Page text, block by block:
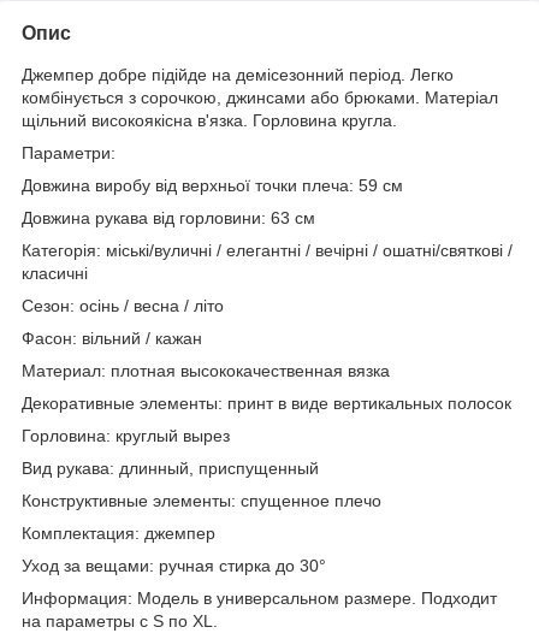
Опис
Джемпер добре підійде на демісезонний період. Легко
комбінується з сорочкою, джинсами або брюками. Матеріал
щільний високоякісна в'язка. Горловина кругла.
Параметри:
Довжина виробу від верхньої точки плеча: 59 см
Довжина рукава від горловини: 63 см
Категорія: міські/вуличні / елегантні / вечірні / ошатні/святкові /
класичні
Сезон: осінь / весна / літо
Фасон: вільний / кажан
Материал: плотная высококачественная вязка
Декоративные элементы: принт в виде вертикальных полосок
Горловина: круглый вырез
Вид рукава: длинный, приспущенный
Конструктивные элементы: спущенное плечо
Комплектация: джемпер
Уход за вещами: ручная стирка до 30°
Информация: Модель в универсальном размере. Подходит
на параметры с S по XL.